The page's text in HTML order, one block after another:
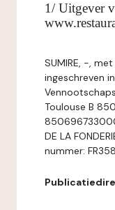
1/ Uitgever
SUMIRE, -,
ingeschreven
Toulouse B
DE LA
nummer: